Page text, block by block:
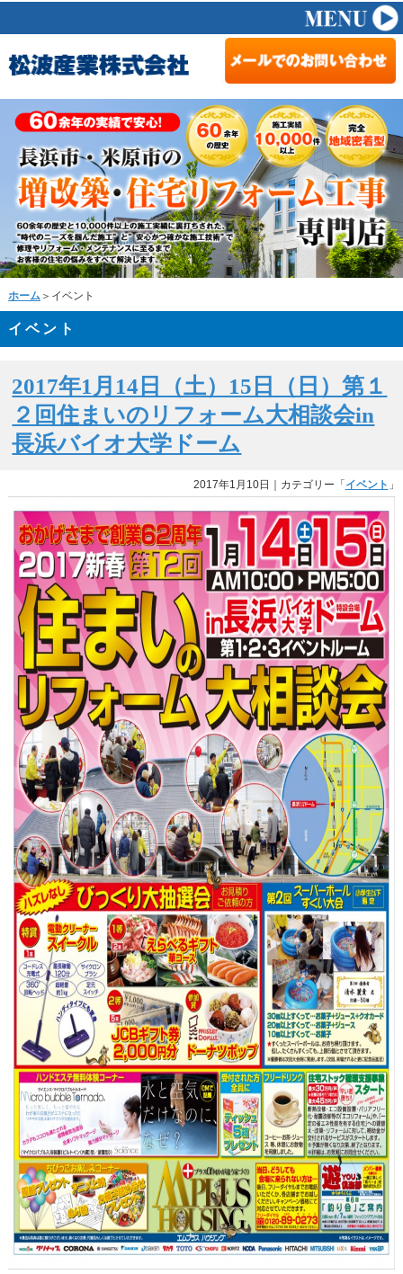
ホーム ＞イベント
イベント
2017年1月14日（土）15日（日）第１
２回住まいのリフォーム大相談会in
長浜バイオ大学ドーム
2017年1月10日 ｜カテゴリー「 イベント 」